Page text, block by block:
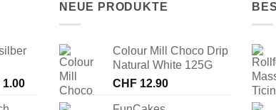
1.00Aktueller
NEUE PRODUKTE
Colour Mill Choco Drip
Natural White 125G
CHF 12.90